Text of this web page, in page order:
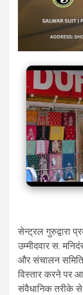
सेन्ट्रल गुरुद्वारा
उम्मीदवार स.
और संचालन
विस्तार करने पर
संवैधानिक तरीके